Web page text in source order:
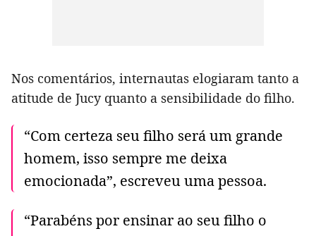
Nos comentários, internautas elogiaram tanto a
atitude de Jucy quanto a sensibilidade do filho.
“Com certeza seu filho será um grande
homem, isso sempre me deixa
emocionada”, escreveu uma pessoa.
“Parabéns por ensinar ao seu filho o